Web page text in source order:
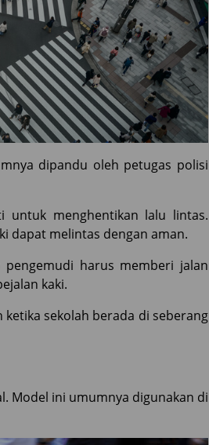
dipandu oleh petugas polisi
untuk menghentikan lalu lintas.
dapat melintas dengan aman.
harus memberi jalan
kaki.
sekolah berada di seberang
Model ini umumnya digunakan di